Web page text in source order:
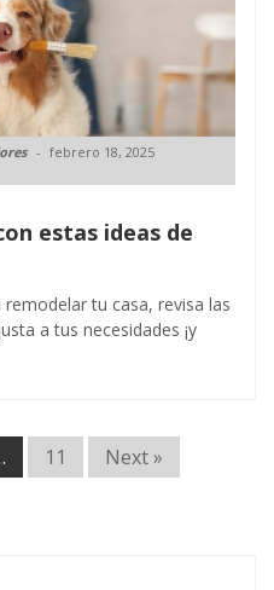
febrero 18, 2025
estas ideas de
tu casa, revisa las
a tus necesidades ¡y
11 Next »